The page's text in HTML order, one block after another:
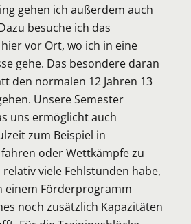
gehen ich außerdem auch
besuche ich das
vor Ort, wo ich in eine
gehe. Das besondere daran
den normalen 12 Jahren 13
Unsere Semester
uns ermöglicht auch
zum Beispiel in
oder Wettkämpfe zu
viele Fehlstunden habe,
einem Förderprogramm
noch zusätzlich Kapazitäten